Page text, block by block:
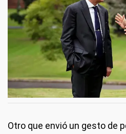
Otro que envió un gesto de